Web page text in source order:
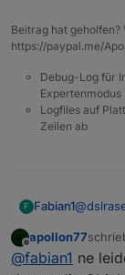
Beitrag hat
https://paypal.me/
Debug-Log für
Logfiles auf
Zeilen ab
F Fabian1@
wie die
werden
Offline
apollon77
@fabian1 ne